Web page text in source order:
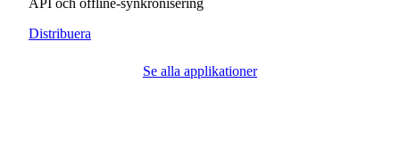
Distribuera
Se alla applikationer